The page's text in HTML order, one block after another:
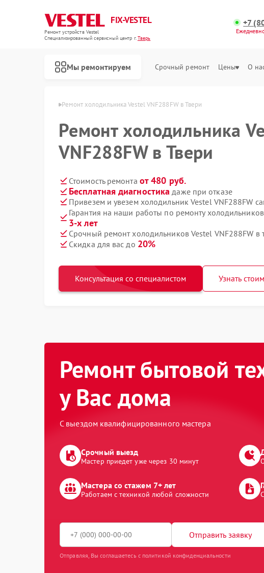
FIX-VESTEL
Ремонт устройств Vestel
Специализированный cервисный центр г.Тверь
+7
Мы ремонтируем Срочный ремонт Цены О
Vestel в Твери Ремонт холодильника Vestel VNF288FW в Твери
Ремонт холодильника
VNF288FW в Твери
Стоимость ремонта от 480 руб.
Бесплатная диагностика даже при отказе
Привезем и увезем холодильник Vestel VNF288FW
Гарантия на наши работы по ремонту
3-х лет
Срочный ремонт холодильников Vestel VNF288FW в
Скидка для вас до 20%
Консультация со специалистом Узнать
Ремонт бытовой
у Вас дома
С выездом квалифицированного мастера
Срочный выезд
Мастер приедет уже через 30 минут
Мастера со стажем 7+ лет
Работаем с техникой любой сложности
Отправить заявку
Отправляя, Вы соглашаетесь с политикой конфиденциальности